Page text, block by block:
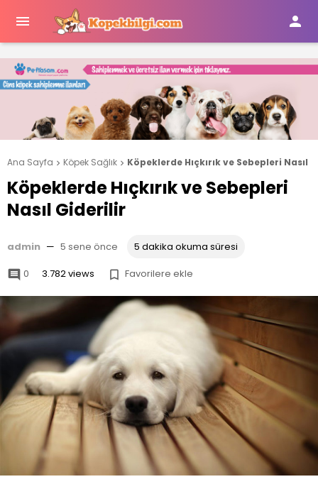
 
Ana Sayfa  Köpek Sağlık  Köpeklerde Hıçkırık ve Sebepleri Nasıl
Köpeklerde Hıçkırık ve Sebepleri
Nasıl Giderilir
admin — 5 sene önce 5 dakika okuma süresi
 0 3.782 views  Favorilere ekle